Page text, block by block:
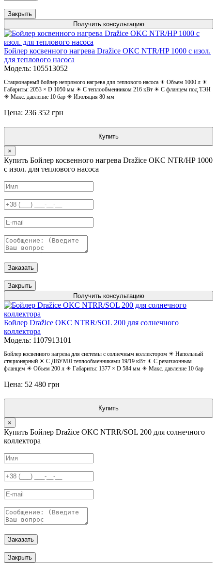
Закрыть
Получить консультацию
Бойлер косвенного нагрева Dražice OKC NTR/HP 1000 с изол.
для теплового насоса
Модель: 105513052
Стационарный бойлер непрямого нагрева для теплового насоса ☀ Объем 1000 л ☀
Габариты: 2053 × D 1050 мм ☀ С теплообменником 216 кВт ☀ С фланцем под ТЭН
☀ Макс. давление 10 бар ☀ Изоляция 80 мм
Цена: 236 352 грн
Купить
×
Купить Бойлер косвенного нагрева Dražice OKC NTR/HP 1000
с изол. для теплового насоса
Заказать
Закрыть
Получить консультацию
Бойлер Dražice OKC NTRR/SOL 200 для солнечного
коллектора
Модель: 1107913101
Бойлер косвенного нагрева для системы с солнечным коллектором ☀ Напольный
стационарный ☀ С ДВУМЯ теплообменниками 19/19 кВт ☀ С ревизионным
фланцем ☀ Объем 200 л ☀ Габариты: 1377 × D 584 мм ☀ Макс. давление 10 бар
Цена: 52 480 грн
Купить
×
Купить Бойлер Dražice OKC NTRR/SOL 200 для солнечного
коллектора
Заказать
Закрыть